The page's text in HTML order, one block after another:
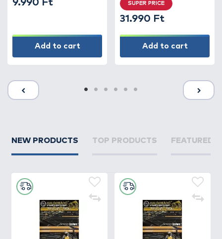
9.990 Ft
Add to cart
SUPER PRICE
31.990 Ft
Add to cart
NEW PRODUCTS TOP PRODUCTS FEATURED